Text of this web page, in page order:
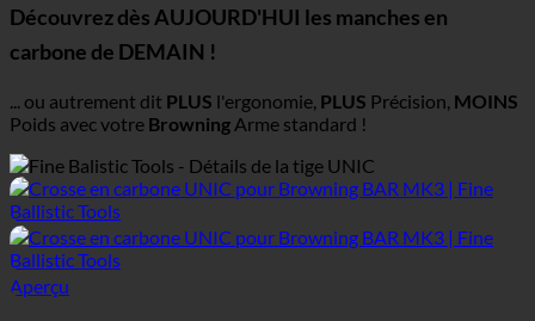
Découvrez dès AUJOURD'HUI les manches en
carbone de DEMAIN !
... ou autrement dit PLUS l'ergonomie, PLUS Précision, MOINS
Poids avec votre Browning Arme standard !
Aperçu